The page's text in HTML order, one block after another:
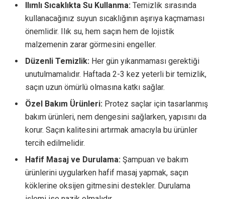
Ilımlı Sıcaklıkta Su Kullanma: Temizlik sırasında
kullanacağınız suyun sıcaklığının aşırıya kaçmaması
önemlidir. Ilık su, hem saçın hem de lojistik
malzemenin zarar görmesini engeller.
Düzenli Temizlik: Her gün yıkanmaması gerektiği
unutulmamalıdır. Haftada 2-3 kez yeterli bir temizlik,
saçın uzun ömürlü olmasına katkı sağlar.
Özel Bakım Ürünleri: Protez saçlar için tasarlanmış
bakım ürünleri, nem dengesini sağlarken, yapısını da
korur. Saçın kalitesini artırmak amacıyla bu ürünler
tercih edilmelidir.
Hafif Masaj ve Durulama: Şampuan ve bakım
ürünlerini uygularken hafif masaj yapmak, saçın
köklerine oksijen gitmesini destekler. Durulama